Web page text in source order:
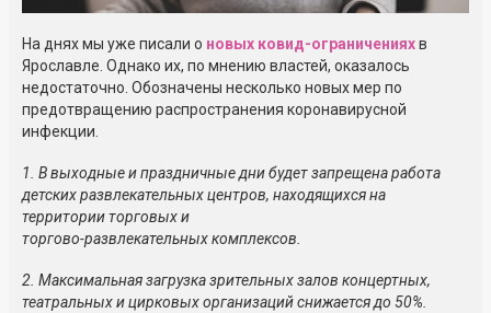
На днях мы уже писали о новых ковид-ограниченияхв
Ярославле. Однако их, по мнению властей, оказалось
недостаточно. Обозначены несколько новых мер по
предотвращению распространения коронавирусной
инфекции.
1. В выходные и праздничные дни будет запрещена работа
детских развлекательных центров, находящихся на
территории торговых и
торгово-развлекательныхкомплексов.
2. Максимальная загрузка зрительных залов концертных,
театральных и цирковых организаций снижается до 50%.